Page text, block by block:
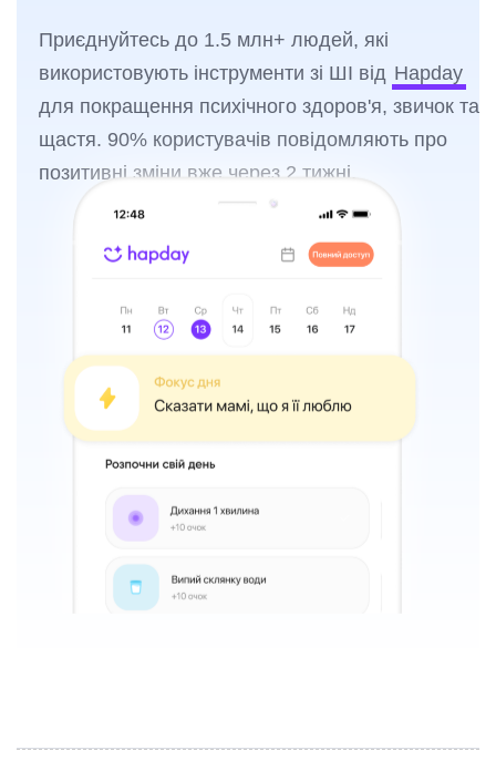
Приєднуйтесь до 1.5 млн+ людей, які
використовують інструменти зі ШІ від Hapday
для покращення психічного здоров'я, звичок та
щастя. 90% користувачів повідомляють про
позитивні зміни вже через 2 тижні.